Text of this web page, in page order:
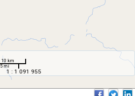
10 km
5 mi
1 : 1 091 955